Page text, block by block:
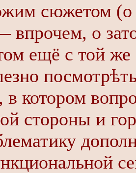
сюжетом (о
впрочем, о
ещё с той
в котором
стороны и